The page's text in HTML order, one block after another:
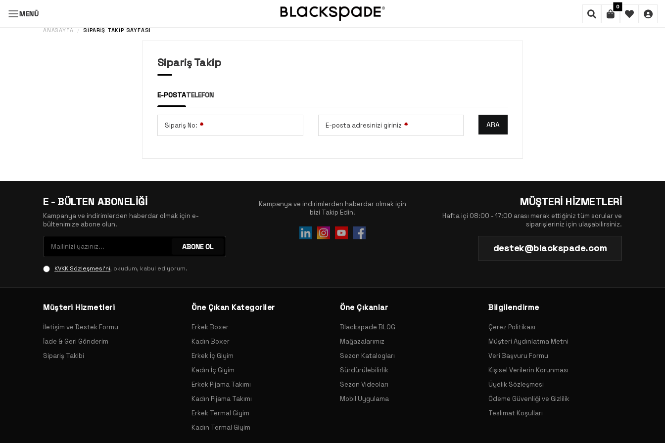
MENÜ
0
ANASAYFA / SIPARIŞ TAKIP SAYFASI
Sipariş Takip
E-POSTATELEFON
Sipariş No: * E-posta adresinizi giriniz * ARA
E - BÜLTEN ABONELİĞİ
Kampanya ve indirimlerden haberdar olmak için e-
bültenimize abone olun.
ABONE OL
KVKK Sözleşmesi'ni, okudum, kabul ediyorum.
Kampanya ve indirimlerden haberdar olmak için
bizi Takip Edin!
MÜŞTERİ HİZMETLERİ
Hafta içi 08:00 - 17:00 arası merak ettiğiniz tüm sorular ve
siparişleriniz için ulaşabilirsiniz.
destek@blackspade.com
Müşteri Hizmetleri
İletişim ve Destek Formu
İade & Geri Gönderim
Sipariş Takibi
Öne Çıkan Kategoriler
Erkek Boxer
Kadın Boxer
Erkek İç Giyim
Kadın İç Giyim
Erkek Pijama Takımı
Kadın Pijama Takımı
Erkek Termal Giyim
Kadın Termal Giyim
Öne Çıkanlar
Blackspade BLOG
Mağazalarımız
Sezon Katalogları
Sürdürülebilirlik
Sezon Videoları
Mobil Uygulama
Bilgilendirme
Çerez Politikası
Müşteri Aydınlatma Metni
Veri Başvuru Formu
Kişisel Verilerin Korunması
Üyelik Sözleşmesi
Ödeme Güvenliği ve Gizlilik
Teslimat Koşulları